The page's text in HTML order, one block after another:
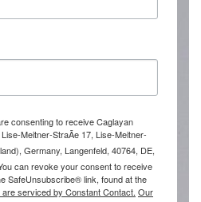
consenting to receive Caglayan
Meitner-StraÃe 17, Lise-Meitner-
Germany, Langenfeld, 40764, DE,
can revoke your consent to receive
SafeUnsubscribe® link, found at the
are serviced by Constant Contact. Our